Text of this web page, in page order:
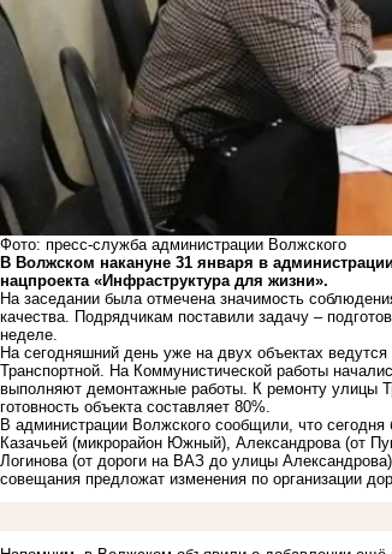
Фото: пресс-служба администрации Волжского
В Волжском накануне 31 января в
нацпроекта «Инфраструктура для жизни».
На заседании была отмечена значимость
качества. Подрядчикам поставили задачу –
неделе.
На сегодняшний день уже на двух объектах
Транспортной. На Коммунистической работы
выполняют демонтажные работы. К ремонту улицы
готовность объекта составляет 80%.
В администрации Волжского сообщили, что
Казачьей (микрорайон Южный), Александрова (от
Логинова (от дороги на ВАЗ до улицы
совещания предложат изменения по организации